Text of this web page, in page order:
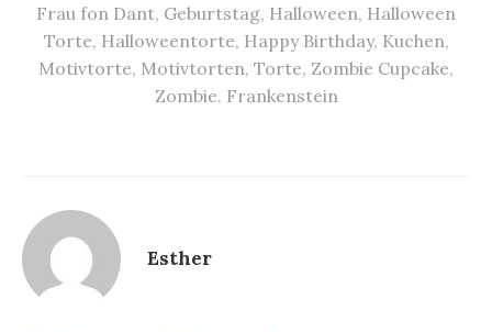
Frau fon Dant, Geburtstag, Halloween, Halloween
Torte, Halloweentorte, Happy Birthday, Kuchen,
Motivtorte, Motivtorten, Torte, Zombie Cupcake,
Zombie. Frankenstein
Esther